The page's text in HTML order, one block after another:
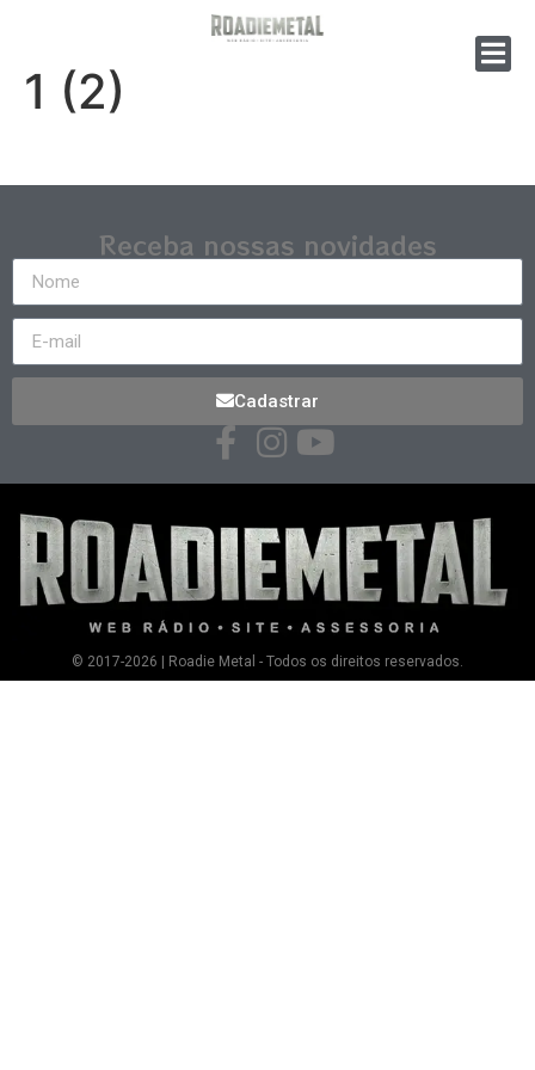
1 (2)
Receba nossas novidades
Cadastrar
© 2017-2026 | Roadie Metal - Todos os direitos reservados.